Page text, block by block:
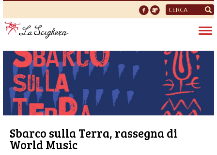
Form
di
ricerca
Sbarco sulla Terra, rassegna di
World Music